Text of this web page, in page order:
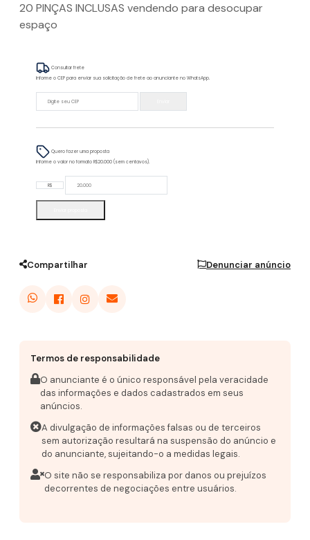
20 PINÇAS INCLUSAS vendendo para desocupar
espaço
Consultar frete
Informe o CEP para enviar sua solicitação de frete ao anunciante no WhatsApp.
Quero fazer uma proposta
Informe o valor no formato R$20.000 (sem centavos).
R$
Compartilhar Denunciar anúncio
Termos de responsabilidade
O anunciante é o único responsável pela veracidade
das informações e dados cadastrados em seus
anúncios.
A divulgação de informações falsas ou de terceiros
sem autorização resultará na suspensão do anúncio e
do anunciante, sujeitando-o a medidas legais.
O site não se responsabiliza por danos ou prejuízos
decorrentes de negociações entre usuários.